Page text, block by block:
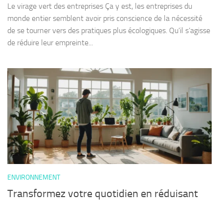
Le virage vert des entreprises Ça y est, les entreprises du
monde entier semblent avoir pris conscience de la nécessité
de se tourner vers des pratiques plus écologiques. Qu’il s’agisse
de réduire leur empreinte...
ENVIRONNEMENT
Transformez votre quotidien en réduisant